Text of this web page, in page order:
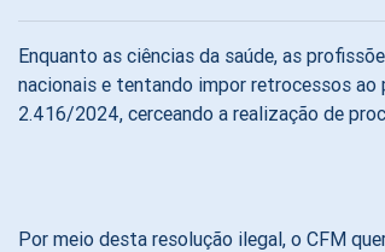
Enquanto as ciências da saúde, as
nacionais e tentando impor retrocessos ao
2.416/2024, cerceando a realização de
Por meio desta resolução ilegal, o CFM